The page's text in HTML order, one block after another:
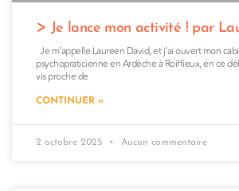
Je lance mon activité ! par
Je m’appelle Laureen David, et j’ai ouvert mon
psychopraticienne en Ardèche à Roiffieux, en ce
vis proche de
CONTINUER »
2 octobre 2025 Aucun commentaire